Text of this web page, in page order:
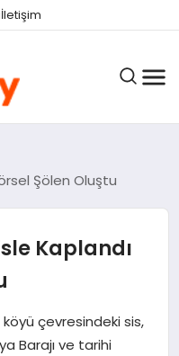
İletişim
Şölen Oluştu
Kaplandı
köyü çevresindeki sis,
Barajı ve tarihi